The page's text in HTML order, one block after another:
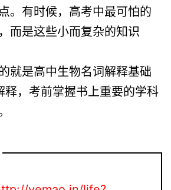
。有时候，高考中最可怕的
而是这些小而复杂的知识
就是高中生物名词解释基础
释，考前掌握书上重要的学科